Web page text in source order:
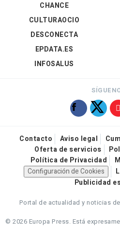
CHANCE
CULTURAOCIO
DESCONECTA
EPDATA.ES
INFOSALUS
Contacto Aviso legal
Oferta de servicios
Política de Privacidad
Configuración de Cookies
Publicidad
Portal de actualidad y noticias
© 2026 Europa Press. Está